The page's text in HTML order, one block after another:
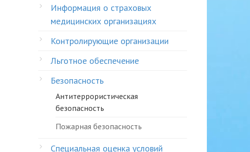
Информация о страховых
медицинских организациях
Контролирующие организации
Льготное обеспечение
Безопасность
Антитеррористическая
безопасность
Пожарная безопасность
Специальная оценка условий